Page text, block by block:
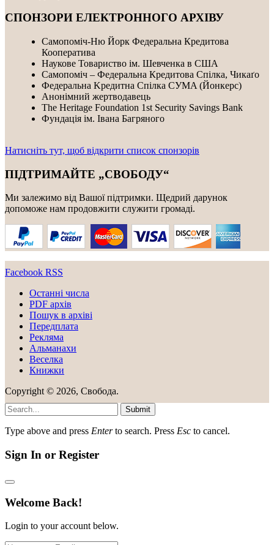
СПОНЗОРИ ЕЛЕКТРОННОГО АРХІВУ
Самопоміч-Ню Йорк Федеральна Кредитова
Кооператива
Наукове Товариство ім. Шевченка в США
Самопоміч – Федеральна Кредитова Спілка, Чикаґо
Федеральнa Kредитнa Спілка CУMA (Йонкерс)
Анонімний жертводавець
The Heritage Foundation 1st Security Savings Bank
Фундація ім. Івана Багряного
Натисніть тут, щоб відкрити список спонзорів
ПІДТРИМАЙТЕ „СВОБОДУ“
Ми залежимо від Вашої підтримки. Щедрий дарунок
допоможе нам продовжити служити громаді.
Facebook RSS
Останні числа
PDF архів
Пошук в архіві
Передплата
Рекляма
Альманахи
Веселка
Книжки
Copyright © 2026, Свобода.
Submit
Type above and press Enterto search. Press Esc to cancel.
Sign In or Register
Welcome Back!
Login to your account below.